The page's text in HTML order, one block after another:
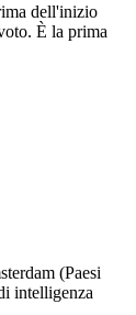
dell'inizio
È la prima
(Paesi
intelligenza